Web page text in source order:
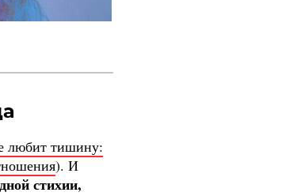
любит тишину:
). И
стихии,